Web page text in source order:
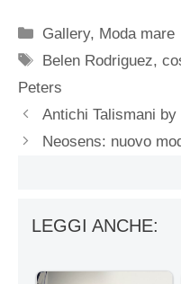
Categorie
Gallery, Moda mare
Tag
Belen Rodriguez,
Peters
Antichi Talismani
Neosens: nuovo
LEGGI ANCHE: